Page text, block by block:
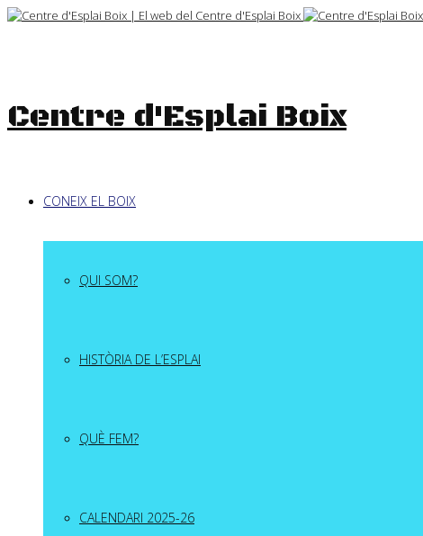
Skip
Centre d'Esplai Boix
CONEIX EL BOIX
QUI SOM?
HISTÒRIA DE L’ESPLAI
QUÈ FEM?
CALENDARI 2025-26